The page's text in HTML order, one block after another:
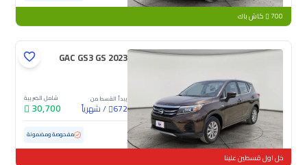
700 كاش باك
GAC GS3 GS 2023
يبدأ القسط من
672
/شهرياً
شامل الضريبة
30,700
مستعملة 87,240 كم مفحوصة ومضمونة
خل اول قسطين علينا